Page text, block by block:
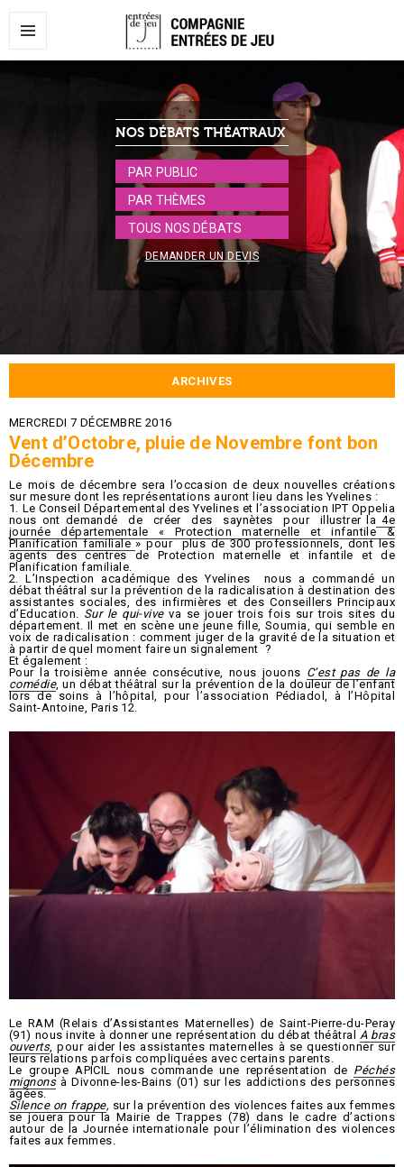
NOS DÉBATS THÉATRAUX
PAR PUBLIC
PAR THÈMES
TOUS NOS DÉBATS
DEMANDER UN DEVIS
ARCHIVES
MERCREDI 7 DÉCEMBRE 2016
Vent d’Octobre, pluie de Novembre font bon
Décembre
Le mois de décembre sera l’occasion de deux nouvelles créations
sur mesure dont les représentations auront lieu dans les Yvelines :
1. Le Conseil Départemental des Yvelines et l’association IPT Oppelia
nous ont demandé de créer des saynètes pour illustrer la 4e
journée départementale « Protection maternelle et infantile &
Planification familiale» pour plus de 300 professionnels, dont les
agents des centres de Protection maternelle et infantile et de
Planification familiale.
2. L’Inspection académique des Yvelines nous a commandé un
débat théâtral sur la prévention de la radicalisation à destination des
assistantes sociales, des infirmières et des Conseillers Principaux
d’Education. Sur le qui-viveva se jouer trois fois sur trois sites du
département. Il met en scène une jeune fille, Soumia, qui semble en
voix de radicalisation : comment juger de la gravité de la situation et
à partir de quel moment faire un signalement ?
Et également :
Pour la troisième année consécutive, nous jouons C’est pas de la
comédie, un débat théâtral sur la prévention de la douleur de l’enfant
lors de soins à l’hôpital, pour l’association Pédiadol, à l’Hôpital
Saint-Antoine, Paris 12.
Le RAM (Relais d’Assistantes Maternelles) de Saint-Pierre-du-Peray
(91) nous invite à donner une représentation du débat théâtral A bras
ouverts, pour aider les assistantes maternelles à se questionner sur
leurs relations parfois compliquées avec certains parents.
Le groupe APICIL nous commande une représentation de Péchés
mignons à Divonne-les-Bains (01) sur les addictions des personnes
âgées.
Silence on frappe,sur la prévention des violences faites aux femmes
se jouera pour la Mairie de Trappes (78) dans le cadre d’actions
autour de la Journée internationale pour l’élimination des violences
faites aux femmes.